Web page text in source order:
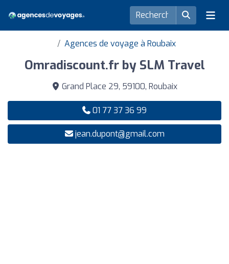
Agences de voyage à Roubaix
Omradiscount.fr by SLM Travel
Grand Place 29, 59100, Roubaix
01 77 37 36 99
jean.dupont@gmail.com